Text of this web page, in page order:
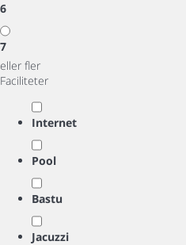
6
7
eller fler
Faciliteter
Internet
Pool
Bastu
Jacuzzi